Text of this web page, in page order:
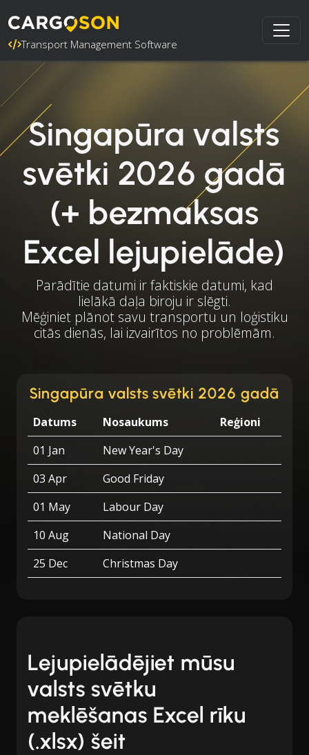
Transport Management Software
Singapūra valsts
svētki 2026 gadā
(+ bezmaksas
Excel lejupielāde)
Parādītie datumi ir faktiskie datumi, kad
lielākā daļa biroju ir slēgti.
Mēģiniet plānot savu transportu un loģistiku
citās dienās, lai izvairītos no problēmām.
Singapūra valsts svētki 2026 gadā
Datums Nosaukums
Reģioni
01 Jan
New Year's Day
03 Apr
Good Friday
01 May
Labour Day
10 Aug
National Day
25 Dec
Christmas Day
Lejupielādējiet mūsu
valsts svētku
meklēšanas Excel rīku
(.xlsx) šeit